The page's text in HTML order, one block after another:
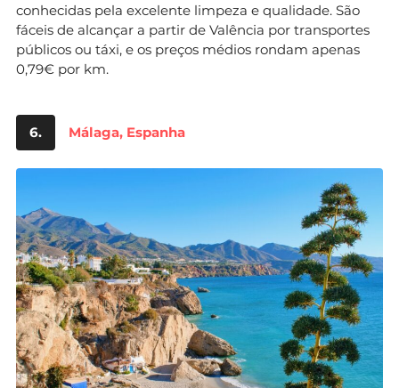
conhecidas pela excelente limpeza e qualidade. São
fáceis de alcançar a partir de Valência por transportes
públicos ou táxi, e os preços médios rondam apenas
0,79€ por km.
6. Málaga, Espanha